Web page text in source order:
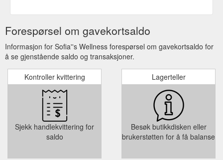
Forespørsel om gavekortsaldo
Informasjon for Sofia''s Wellness forespørsel om gavekortsaldo for
å se gjenstående saldo og transaksjoner.
Kontroller kvittering
Sjekk handlekvittering for
saldo
Lagerteller
Besøk butikkdisken eller
brukerstøtten for å få balanse